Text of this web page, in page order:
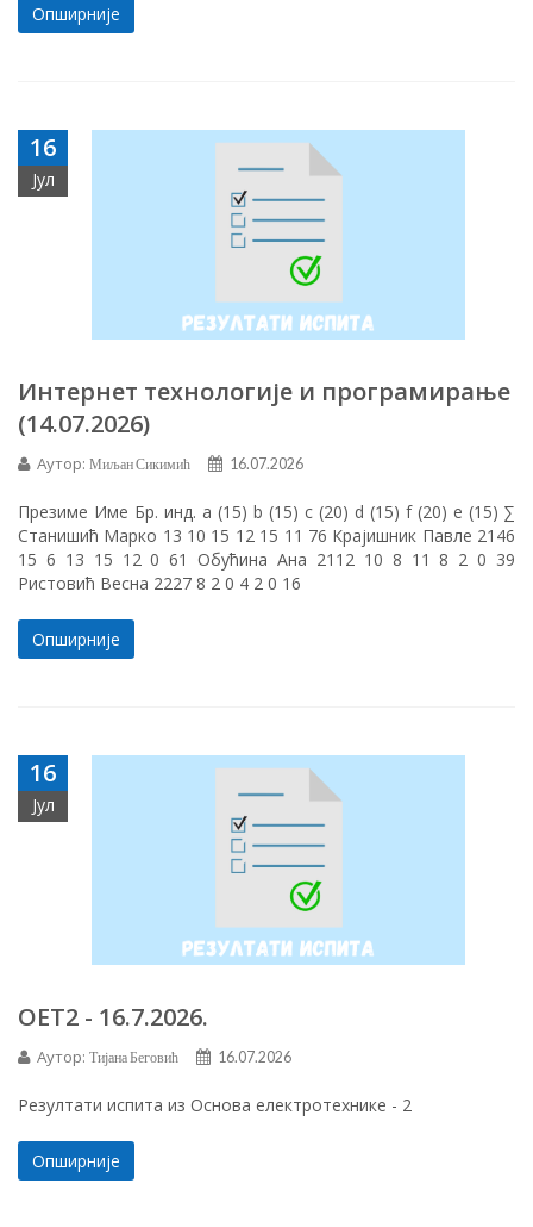
Опширније
16
Јул
Интернет технологије и програмирање
(14.07.2026)
Аутор: Миљан Сикимић 16.07.2026
Презиме Име Бр. инд. а (15) b (15) c (20) d (15) f (20) e (15) ∑
Станишић Марко 13 10 15 12 15 11 76 Крајишник Павле 2146
15 6 13 15 12 0 61 Обућина Ана 2112 10 8 11 8 2 0 39
Ристовић Весна 2227 8 2 0 4 2 0 16
Опширније
16
Јул
ОЕТ2 - 16.7.2026.
Аутор: Тијана Беговић 16.07.2026
Резултати испита из Основа електротехнике - 2
Опширније